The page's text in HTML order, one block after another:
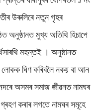
উৰুলিৰে নতুন গৃহৰ
অনুষ্ঠানত মুখ্য অতিথি হিচাপে
মহন্তই । অনুষ্ঠানত
লোকক ঘিণ কৰিবলৈ নকয় বা আন
অসমৰ সমাজ জীৱনত নামঘৰ
কৰাৰ লগতে নামঘৰ সমূহে